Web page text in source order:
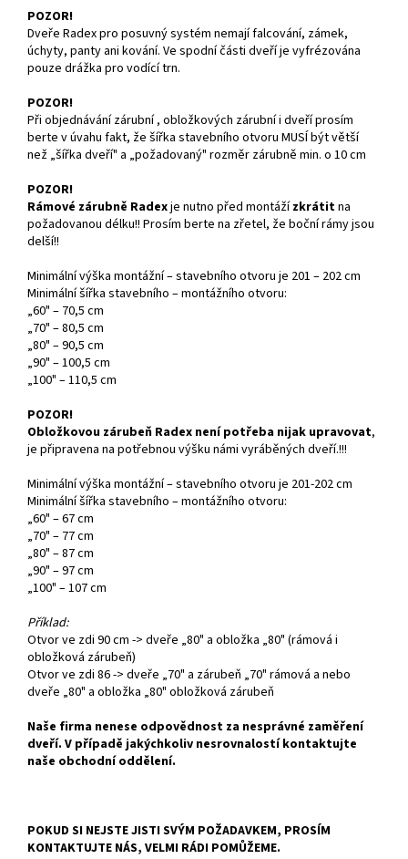
POZOR!
Dveře Radex pro posuvný systém nemají falcování, zámek,
úchyty, panty ani kování. Ve spodní části dveří je vyfrézována
pouze drážka pro vodící trn.
POZOR!
Při objednávání zárubní , obložkových zárubní i dveří prosím
berte v úvahu fakt, že šířka stavebního otvoru MUSÍ být větší
než „šířka dveří" a „požadovaný" rozměr zárubně min. o 10 cm
POZOR!
Rámové zárubně Radexje nutno před montážízkrátitna
požadovanou délku!! Prosím berte na zřetel, že boční rámy jsou
delší!!
Minimální výška montážní – stavebního otvoru je 201 – 202 cm
Minimální šířka stavebního – montážního otvoru:
„60" – 70,5 cm
„70" – 80,5 cm
„80" – 90,5 cm
„90" – 100,5 cm
„100" – 110,5 cm
POZOR!
Obložkovou zárubeň Radex není potřeba nijak upravovat,
je připravena na potřebnou výšku námi vyráběných dveří.!!!
Minimální výška montážní – stavebního otvoru je 201-202 cm
Minimální šířka stavebního – montážního otvoru:
„60" – 67 cm
„70" – 77 cm
„80" – 87 cm
„90" – 97 cm
„100" – 107 cm
Příklad:
Otvor ve zdi 90 cm -> dveře „80" a obložka „80" (rámová i
obložková zárubeň)
Otvor ve zdi 86 -> dveře „70" a zárubeň „70" rámová a nebo
dveře „80" a obložka „80" obložková zárubeň
Naše firma nenese odpovědnost za nesprávné zaměření
dveří. V případě jakýchkoliv nesrovnalostí kontaktujte
naše obchodní oddělení.
POKUD SI NEJSTE JISTI SVÝM POŽADAVKEM, PROSÍM
KONTAKTUJTE NÁS, VELMI RÁDI POMŮŽEME.